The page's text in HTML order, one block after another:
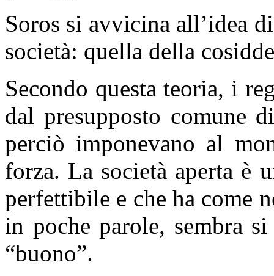
Soros si avvicina all’idea
società: quella della
Secondo questa teoria, i
dal presupposto comune
perciò imponevano al
forza. La società aperta è
perfettibile e che ha come
in poche parole, sembra
“buono”.